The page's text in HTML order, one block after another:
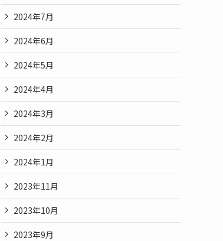
2024年7月
2024年6月
2024年5月
2024年4月
2024年3月
2024年2月
2024年1月
2023年11月
2023年10月
2023年9月